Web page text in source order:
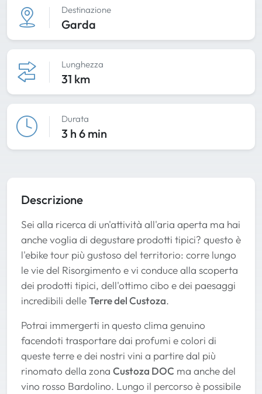
Destinazione
Garda
Lunghezza
31 km
Durata
3 h 6 min
Descrizione
Sei alla ricerca di un'attività all'aria aperta ma hai
anche voglia di degustare prodotti tipici? questo è
l'ebike tour più gustoso del territorio: corre lungo
le vie del Risorgimento e vi conduce alla scoperta
dei prodotti tipici, dell'ottimo cibo e dei paesaggi
incredibili delleTerre del Custoza.
Potrai immergerti in questo clima genuino
facendoti trasportare dai profumi e colori di
queste terre e dei nostri vini a partire dal più
rinomato della zona Custoza DOC ma anche del
vino rosso Bardolino. Lungo il percorso è possibile